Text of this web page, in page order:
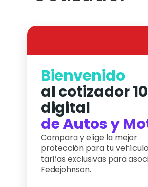
Bienvenido
al cotizador
digital
de Autos y
Compara y elige la mejor
protección para tu
tarifas exclusivas para
Fedejohnson.